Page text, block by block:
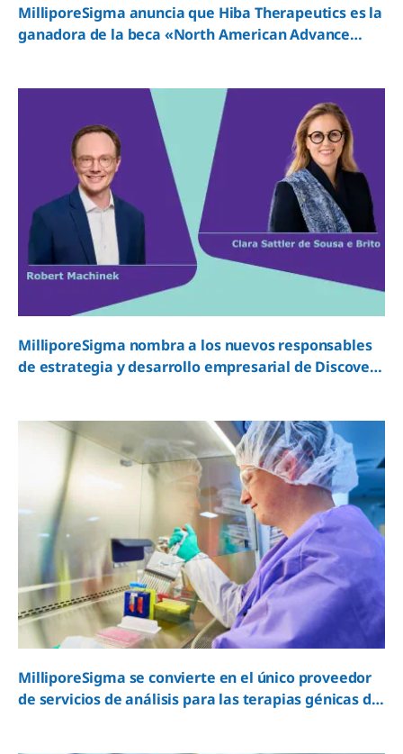
MilliporeSigma anuncia que Hiba Therapeutics es la
ganadora de la beca «North American Advance
MilliporeSigma nombra a los nuevos responsables
de estrategia y desarrollo empresarial de Discovery
MilliporeSigma se convierte en el único proveedor
de servicios de análisis para las terapias génicas de